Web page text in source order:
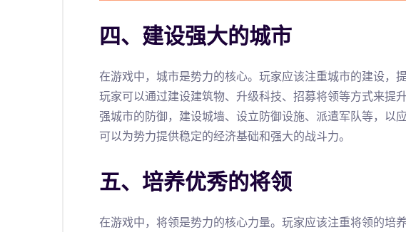
四、建设强大的城市
在游戏中，城市是势力的核心。玩家应该注重城市的建设，
玩家可以通过建设建筑物、升级科技、招募将领等方式来提
强城市的防御，建设城墙、设立防御设施、派遣军队等，以
可以为势力提供稳定的经济基础和强大的战斗力。
五、培养优秀的将领
在游戏中，将领是势力的核心力量。玩家应该注重将领的培